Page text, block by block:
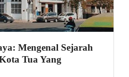
Mengenal Sejarah
Tua Yang